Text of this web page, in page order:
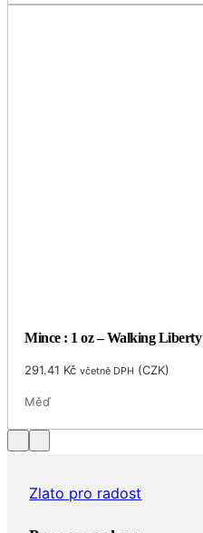
Mince : 1 oz – Walking Liberty
291.41 Kč včetně DPH (CZK)
Měď
Zlato pro radost